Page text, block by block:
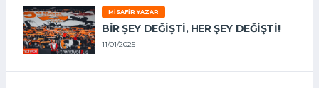
MISAFIR YAZAR
BIR ŞEY DEĞIŞTI, HER ŞEY DEĞIŞTI!
11/01/2025